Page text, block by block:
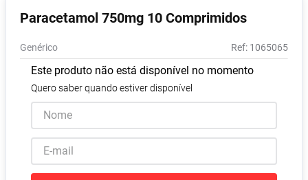
Paracetamol 750mg 10 Comprimidos
Genérico : 1065065
Este produto não está disponível no momento
Quero saber quando estiver disponível
6º Shampoo
8º Absorvente
9º Vitamina D
10º Lavitan